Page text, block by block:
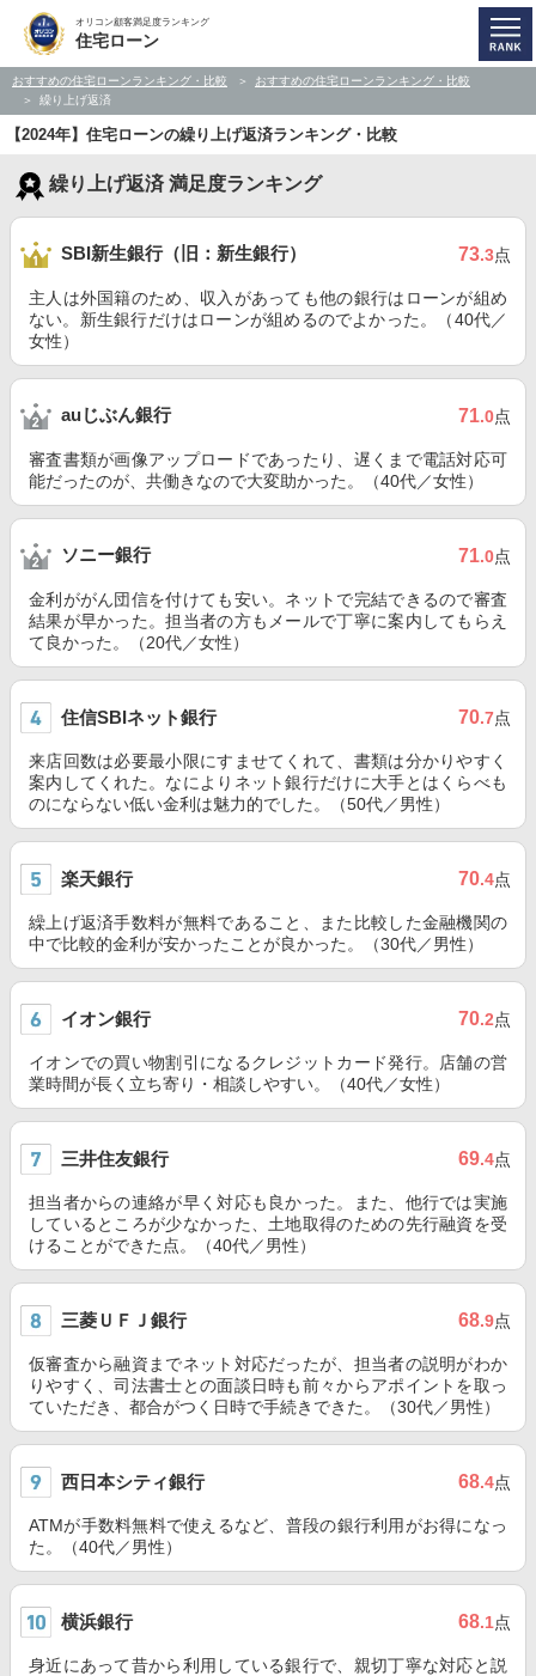
オリコン顧客満足度ランキング
住宅ローン
おすすめの住宅ローンランキング・比較
おすすめの住宅ローンランキング・比較
繰り上げ返済
【2024年】住宅ローンの繰り上げ返済ランキング・比較
繰り上げ返済 満足度ランキング
SBI新生銀行（旧：新生銀行） 73.3点
主人は外国籍のため、収入があっても他の銀行はローンが組め
ない。新生銀行だけはローンが組めるのでよかった。（40代／
女性）
auじぶん銀行 71.0点
審査書類が画像アップロードであったり、遅くまで電話対応可
能だったのが、共働きなので大変助かった。（40代／女性）
ソニー銀行 71.0点
金利ががん団信を付けても安い。ネットで完結できるので審査
結果が早かった。担当者の方もメールで丁寧に案内してもらえ
て良かった。（20代／女性）
住信SBIネット銀行 70.7点
来店回数は必要最小限にすませてくれて、書類は分かりやすく
案内してくれた。なによりネット銀行だけに大手とはくらべも
のにならない低い金利は魅力的でした。（50代／男性）
楽天銀行 70.4点
繰上げ返済手数料が無料であること、また比較した金融機関の
中で比較的金利が安かったことが良かった。（30代／男性）
イオン銀行 70.2点
イオンでの買い物割引になるクレジットカード発行。店舗の営
業時間が長く立ち寄り・相談しやすい。（40代／女性）
三井住友銀行 69.4点
担当者からの連絡が早く対応も良かった。また、他行では実施
しているところが少なかった、土地取得のための先行融資を受
けることができた点。（40代／男性）
三菱ＵＦＪ銀行 68.9点
仮審査から融資までネット対応だったが、担当者の説明がわか
りやすく、司法書士との面談日時も前々からアポイントを取っ
ていただき、都合がつく日時で手続きできた。（30代／男性）
西日本シティ銀行 68.4点
ATMが手数料無料で使えるなど、普段の銀行利用がお得になっ
た。（40代／男性）
横浜銀行 68.1点
身近にあって昔から利用している銀行で、親切丁寧な対応と説